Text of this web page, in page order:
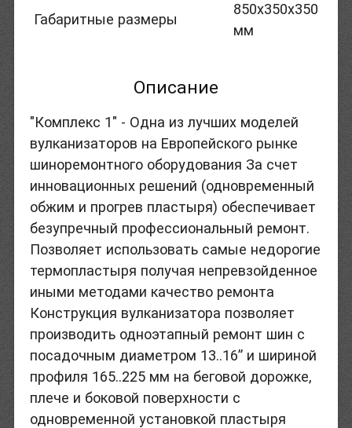
Габаритные размеры
850x350x350
мм
Описание
"Комплекс 1" - Одна из лучших моделей
вулканизаторов на Европейского рынке
шиноремонтного оборудования За счет
инновационных решений (одновременный
обжим и прогрев пластыря) обеспечивает
безупречный профессиональный ремонт.
Позволяет использовать самые недорогие
термопластыря получая непревзойденное
иными методами качество ремонта
Конструкция вулканизатора позволяет
производить одноэтапный ремонт шин с
посадочным диаметром 13..16” и шириной
профиля 165..225 мм на беговой дорожке,
плече и боковой поверхности с
одновременной установкой пластыря